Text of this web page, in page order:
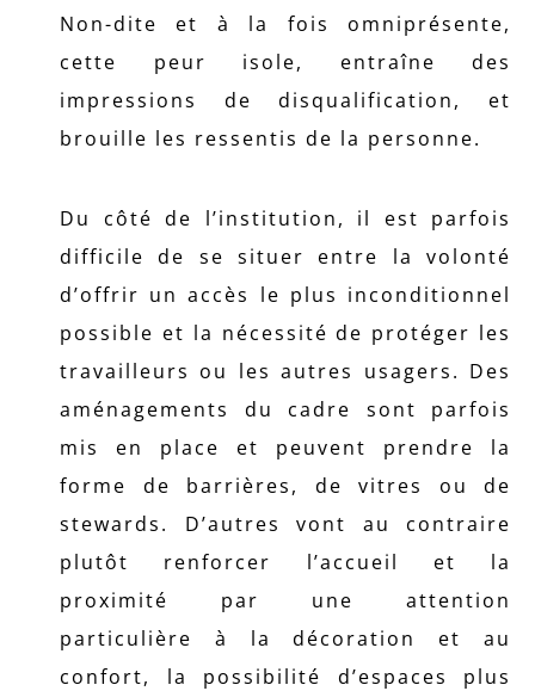
Non-dite et à la fois omniprésente,
cette peur isole, entraîne des
impressions de disqualification, et
brouille les ressentis de la personne.
Du côté de l’institution, il est parfois
difficile de se situer entre la volonté
d’offrir un accès le plus inconditionnel
possible et la nécessité de protéger les
travailleurs ou les autres usagers. Des
aménagements du cadre sont parfois
mis en place et peuvent prendre la
forme de barrières, de vitres ou de
stewards. D’autres vont au contraire
plutôt renforcer l’accueil et la
proximité par une attention
particulière à la décoration et au
confort, la possibilité d’espaces plus